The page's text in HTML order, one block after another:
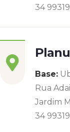
34
Base:
Rua
Jardim
34